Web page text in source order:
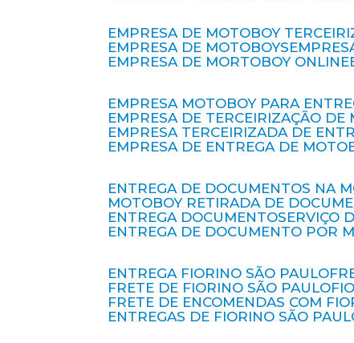
EMPRESA DE MOTOBOY
EMPRESA DE MOTOBOYS
EMPRESA DE MORTOBOY ONLINE
EMPRESA MOTOBOY PARA
EMPRESA DE TERCEIRIZAÇÃO DE
EMPRESA TERCEIRIZADA DE
EMPRESA DE ENTREGA DE
ENTREGA DE DOCUMENTOS NA
MOTOBOY RETIRADA DE
ENTREGA DOCUMENTO
ENTREGA DE DOCUMENTO POR
ENTREGA FIORINO SÃO PAULO
FRETE DE FIORINO SÃO PAULO
FRETE DE ENCOMENDAS COM
ENTREGAS DE FIORINO SÃO